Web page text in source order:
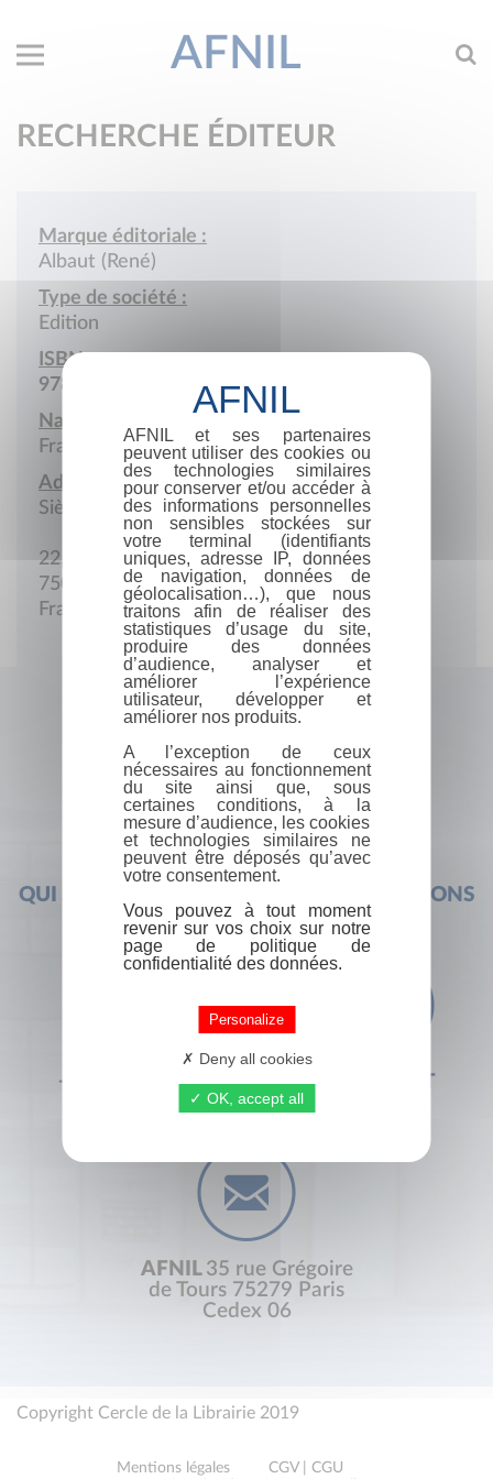
AFNIL
RECHERCHE ÉDITEUR
Marque éditoriale :
Albaut (René)
Type de société :
Edition
ISBN :
978-2-902645
Nationalité :
France
Adresse :
Siège social
22, rue Balard
75015 Paris
France
QUI SOMMES-NOUS ? FOIRE AUX QUESTIONS
+33 (0) 1 44 41 29 19 CONTACT
AFNIL 35 rue Grégoire
de Tours 75279 Paris
Cedex 06
Copyright Cercle de la Librairie 2019
Mentions légales
CGV | CGU
AFNIL et ses partenaires
peuvent utiliser des cookies ou
des technologies similaires
pour conserver et/ou accéder à
des informations personnelles
non sensibles stockées sur
votre terminal (identifiants
uniques, adresse IP, données
de navigation, données de
géolocalisation…), que nous
traitons afin de réaliser des
statistiques d’usage du site,
produire des données
d’audience, analyser et
améliorer l’expérience
utilisateur, développer et
améliorer nos produits.
A l’exception de ceux
nécessaires au fonctionnement
du site ainsi que, sous
certaines conditions, à la
mesure d’audience, les cookies
et technologies similaires ne
peuvent être déposés qu’avec
votre consentement.
Vous pouvez à tout moment
revenir sur vos choix sur notre
page de politique de
confidentialité des données.
Personalize
Deny all cookies
OK, accept all